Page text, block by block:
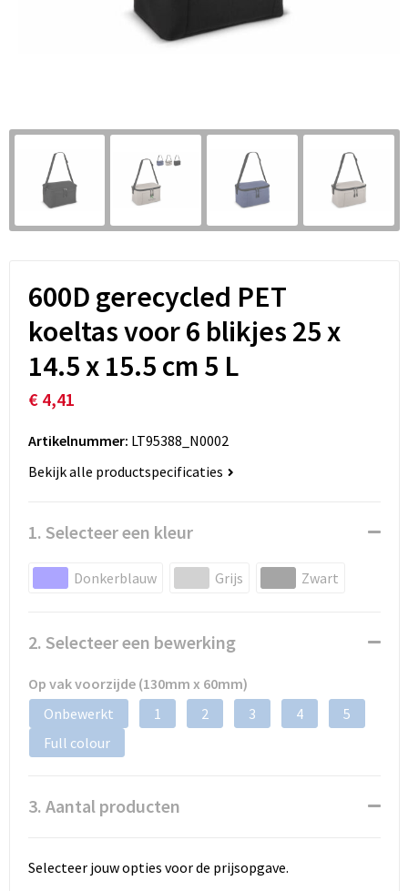
600D gerecycled PET
koeltas voor 6 blikjes 25 x
14.5 x 15.5 cm 5 L
€ 4,41
Artikelnummer: LT95388_N0002
Bekijk alle productspecificaties
1. Selecteer een kleur
Donkerblauw Grijs Zwart
2. Selecteer een bewerking
Op vak voorzijde (130mm x 60mm)
Onbewerkt
1 2 3 4
5
Full colour
3. Aantal producten
Selecteer jouw opties voor de prijsopgave.